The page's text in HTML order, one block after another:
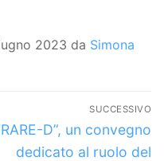
2023 da Simona
SUCCESSIVO
successivo:
D”, un convegno
dedicato al ruolo del